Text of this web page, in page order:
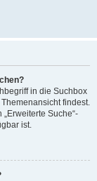
in die Suchbox
findest.
Suche“-
ist.